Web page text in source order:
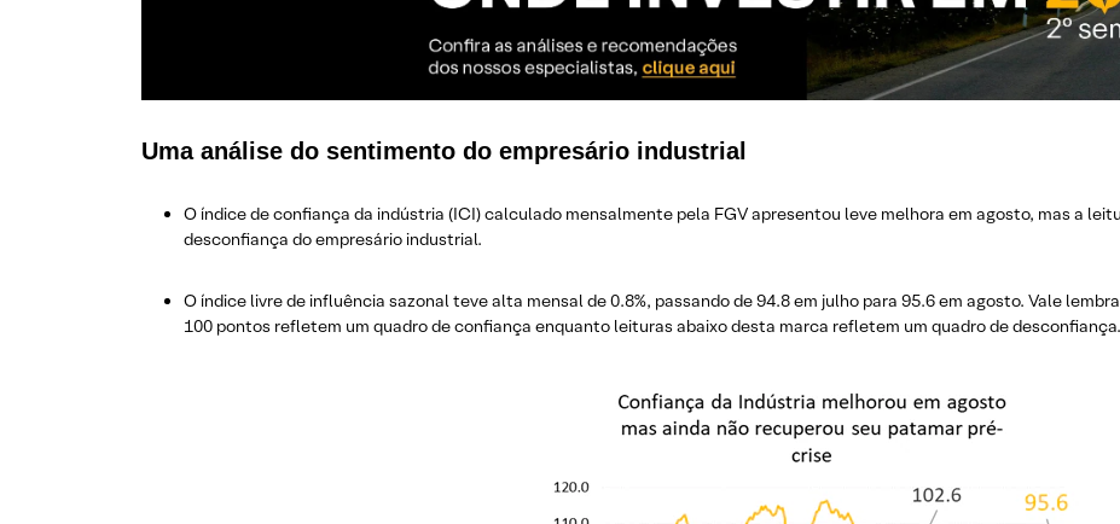
Uma análise do sentimento do empresário industrial
O índice de confiança da indústria (ICI) calculado mensalmente pela FGV apresentou leve melhora em agosto, mas a
desconfiança do empresário industrial.
O índice livre de influência sazonal teve alta mensal de 0.8%, passando de 94.8 em julho para 95.6 em agosto. Vale
100 pontos refletem um quadro de confiança enquanto leituras abaixo desta marca refletem um quadro de desconfiança.